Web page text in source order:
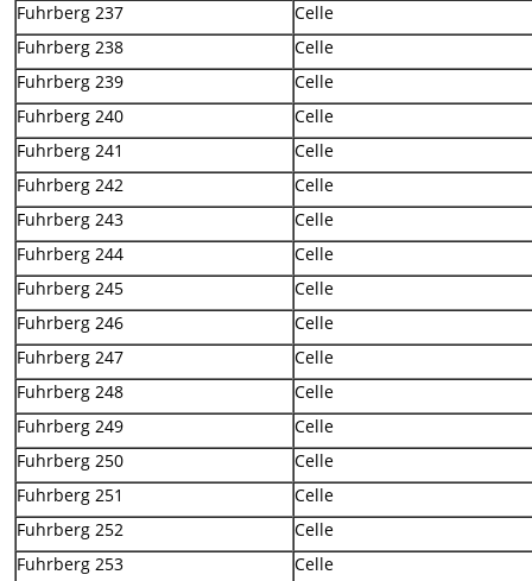
Fuhrberg 237
Celle
Fuhrberg 238
Celle
Fuhrberg 239
Celle
Fuhrberg 240
Celle
Fuhrberg 241
Celle
Fuhrberg 242
Celle
Fuhrberg 243
Celle
Fuhrberg 244
Celle
Fuhrberg 245
Celle
Fuhrberg 246
Celle
Fuhrberg 247
Celle
Fuhrberg 248
Celle
Fuhrberg 249
Celle
Fuhrberg 250
Celle
Fuhrberg 251
Celle
Fuhrberg 252
Celle
Fuhrberg 253
Celle